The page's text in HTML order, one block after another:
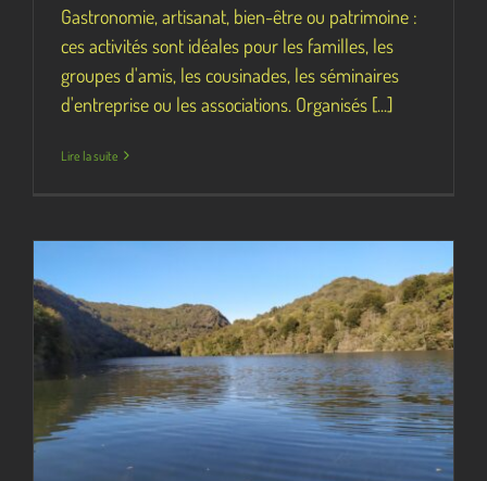
Gastronomie, artisanat, bien-être ou patrimoine :
ces activités sont idéales pour les familles, les
groupes d'amis, les cousinades, les séminaires
d'entreprise ou les associations. Organisés [...]
Lire la suite